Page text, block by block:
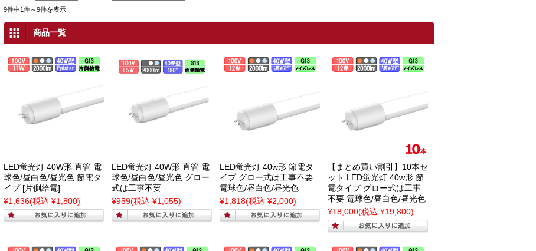
9件中1件～9件を表示
商品一覧
LED蛍光灯 40W形 直管 電
球色/昼白色/昼光色 節電タ
イプ [片側給電]
¥1,636(税込 ¥1,800)
LED蛍光灯 40W形 直管 電
球色/昼白色/昼光色 グロー
式は工事不要
¥959(税込 ¥1,055)
LED蛍光灯 40w形 節電タ
イプ グロー式は工事不要
電球色/昼白色/昼光色
¥1,818(税込 ¥2,000)
【まとめ買い割引】10本セ
ット LED蛍光灯 40w形 節
電タイプ グロー式は工事
不要 電球色/昼白色/昼光色
¥18,000(税込 ¥19,800)